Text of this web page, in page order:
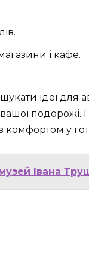
і кафе.
ідеї для
у
Івана